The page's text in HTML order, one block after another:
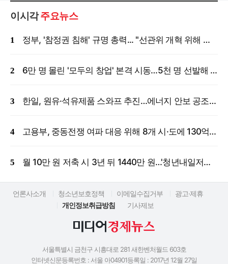
이시각주요뉴스
정부, '참정권 침해' 규명 총력... "선관위 개혁 위해 국정조사 등 모든 조치"
6만 명 몰린 '모두의 창업' 본격 시동…5천 명 선발해 밀착 지원
한일, 원유·석유제품 스와프 추진…에너지 안보 공조 강화
고용부, 중동전쟁 여파 대응 위해 8개 시·도에 130억 원 긴급 투입
월 10만 원 저축 시 3년 뒤 1440만 원…'청년내일저축계좌' 신규 모집
언론사소개 청소년보호정책 이메일수집거부
광고·제휴
개인정보취급방침
기사제보
서울특별시 금천구 시흥대로 281 새한벤처월드 603호
인터넷신문등록번호 : 서울 아04901등록일 : 2017년 12월 27일